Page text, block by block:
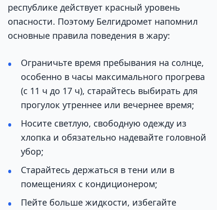
республике действует красный уровень
опасности. Поэтому Белгидромет напомнил
основные правила поведения в жару:
Ограничьте время пребывания на солнце,
особенно в часы максимального прогрева
(с 11 ч до 17 ч), старайтесь выбирать для
прогулок утреннее или вечернее время;
Носите светлую, свободную одежду из
хлопка и обязательно надевайте головной
убор;
Старайтесь держаться в тени или в
помещениях с кондиционером;
Пейте больше жидкости, избегайте